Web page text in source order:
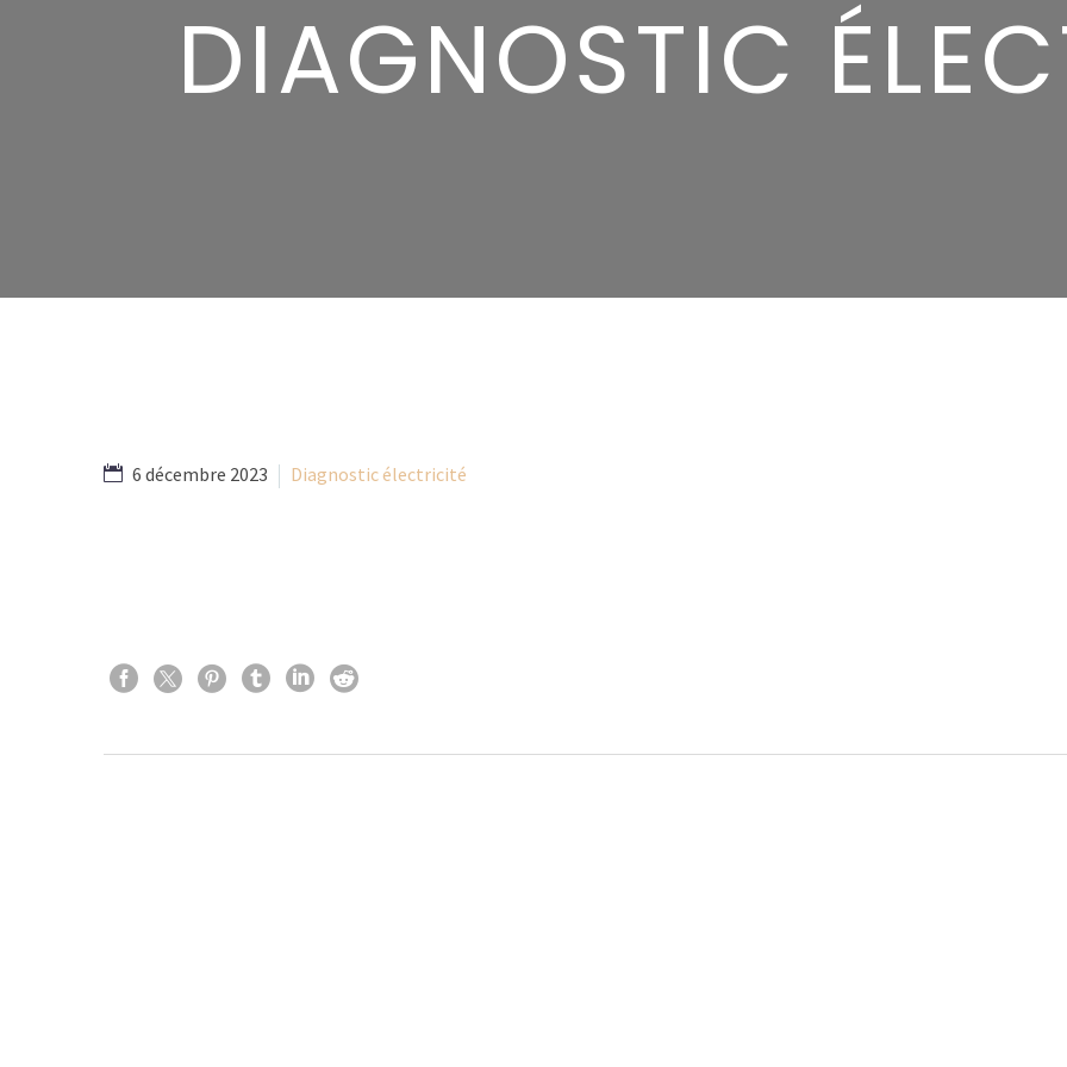
DIAGNOSTIC
6 décembre 2023 Diagnostic électricité